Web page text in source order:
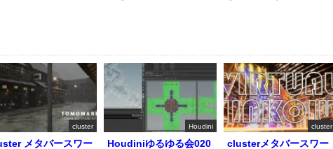
cluster
メタバースワー
Houdini
Houdiniゆるゆる会020
cluster
clusterメタバースワー